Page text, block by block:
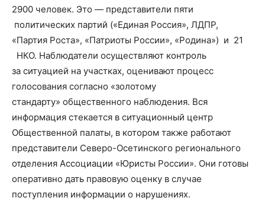
2900 человек. Это — представители пяти
политических партий («Единая Россия», ЛДПР,
«Партия Роста», «Патриоты России», «Родина») и 21
НКО. Наблюдатели осуществляют контроль
за ситуацией на участках, оценивают процесс
голосования согласно «золотому
стандарту» общественного наблюдения. Вся
информация стекается в ситуационный центр
Общественной палаты, в котором также работают
представители Северо-Осетинского регионального
отделения Ассоциации «Юристы России». Они готовы
оперативно дать правовую оценку в случае
поступления информации о нарушениях.